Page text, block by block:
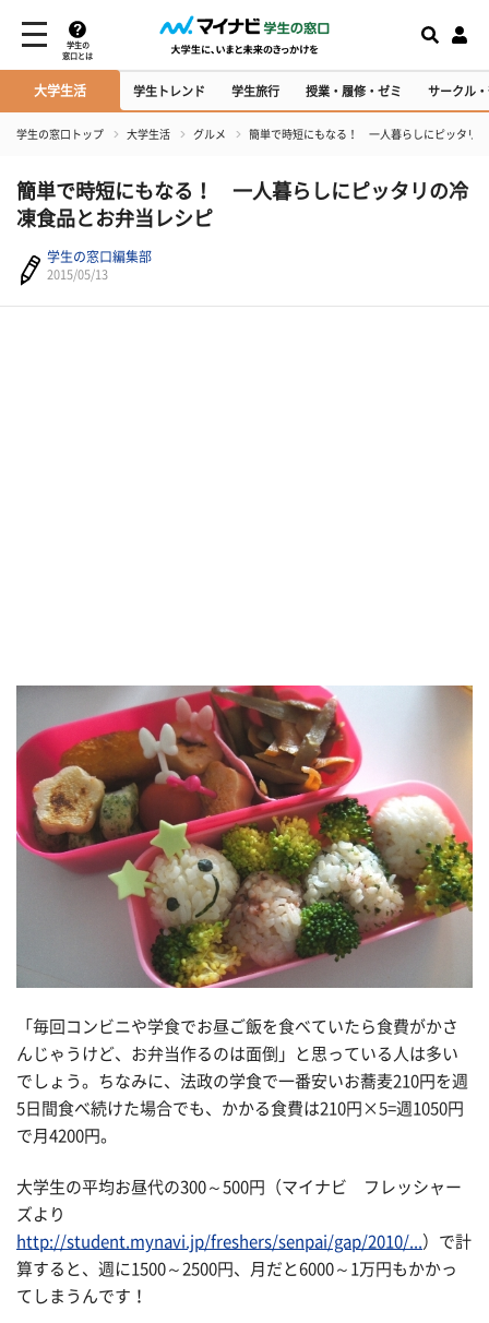
学生の
窓口とは
大学生活 学生トレンド 学生旅行 授業・履修・ゼミ サークル
学生の窓口トップ 大学生活 グルメ 簡単で時短にもなる！ 一人暮らしにピッタリ
簡単で時短にもなる！ 一人暮らしにピッタリの冷
凍食品とお弁当レシピ
学生の窓口編集部
2015/05/13
「毎回コンビニや学食でお昼ご飯を食べていたら食費がかさ
んじゃうけど、お弁当作るのは面倒」と思っている人は多い
でしょう。ちなみに、法政の学食で一番安いお蕎麦210円を週
5日間食べ続けた場合でも、かかる食費は210円×5=週1050円
で月4200円。
大学生の平均お昼代の300～500円（マイナビ フレッシャー
ズより
http://student.mynavi.jp/freshers/senpai/gap/2010/... ）で計
算すると、週に1500～2500円、月だと6000～1万円もかかっ
てしまうんです！